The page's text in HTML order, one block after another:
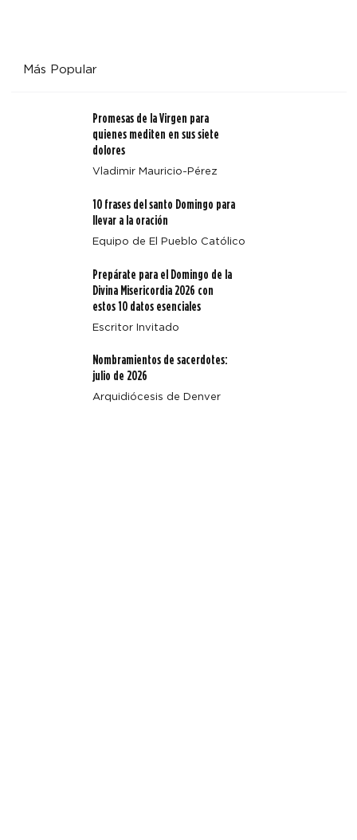
Más Popular
Promesas de la Virgen para
quienes mediten en sus siete
dolores
Vladimir Mauricio-Pérez
10 frases del santo Domingo para
llevar a la oración
Equipo de El Pueblo Católico
Prepárate para el Domingo de la
Divina Misericordia 2026 con
estos 10 datos esenciales
Escritor Invitado
Nombramientos de sacerdotes:
julio de 2026
Arquidiócesis de Denver